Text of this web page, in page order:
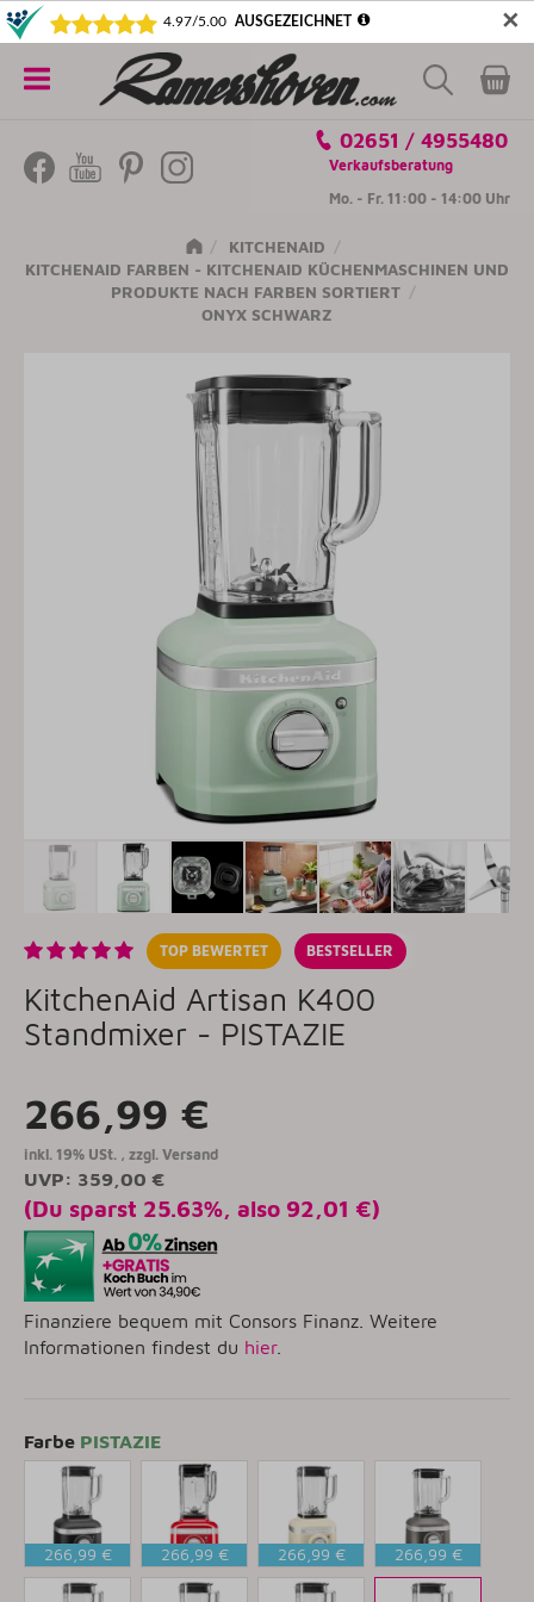
✕
5€ SICHERN! NEWSLETTER ABONNIEREN
Kategorien
02651 / 4955480
Verkaufsberatung
Mo. - Fr. 11:00 - 14:00 Uhr
KITCHENAID
KITCHENAID FARBEN - KITCHENAID KÜCHENMASCHINEN UND
PRODUKTE NACH FARBEN SORTIERT
ONYX SCHWARZ
TOP BEWERTET BESTSELLER
KitchenAid Artisan K400
Standmixer - PISTAZIE
266,99 €
inkl. 19% USt. , zzgl. Versand
UVP: 359,00 €
(Du sparst 25.63%, also 92,01 €)
Finanziere bequem mit Consors Finanz. Weitere
Informationen findest du hier.
Farbe PISTAZIE
GUSSEISEN
266,99 €
LIEBESAPFEL
266,99 €
CREME
266,99 €
IMPERIAL
266,99 €